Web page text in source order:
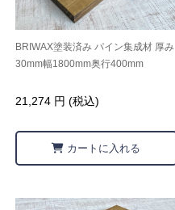
BRIWAX塗装済み パイン集成材 厚み
30mm幅1800mm奥行400mm
21,274 円 (税込)
カートに入れる